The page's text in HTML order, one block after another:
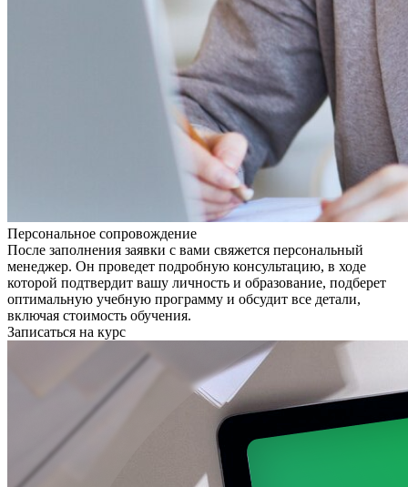
Персональное сопровождение
После заполнения заявки с вами свяжется персональный
менеджер. Он проведет подробную консультацию, в ходе
которой подтвердит вашу личность и образование, подберет
оптимальную учебную программу и обсудит все детали,
включая стоимость обучения.
Записаться на курс